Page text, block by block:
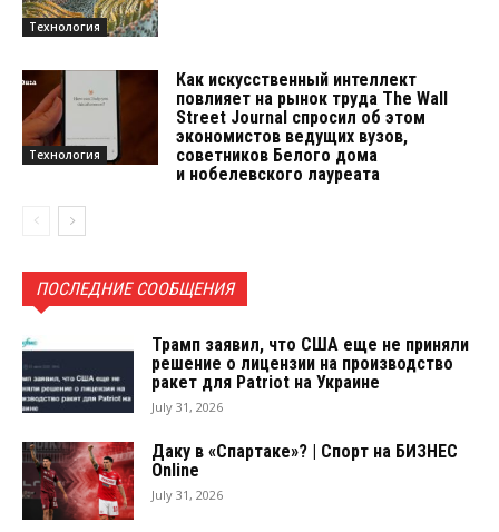
Технология
Технология
Как искусственный интеллект
повлияет на рынок труда The Wall
Street Journal спросил об этом
экономистов ведущих вузов,
советников Белого дома
и нобелевского лауреата
ПОСЛЕДНИЕ СООБЩЕНИЯ
Трамп заявил, что США еще не приняли
решение о лицензии на производство
ракет для Patriot на Украине
July 31, 2026
Даку в «Спартаке»? | Спорт на БИЗНЕС
Online
July 31, 2026